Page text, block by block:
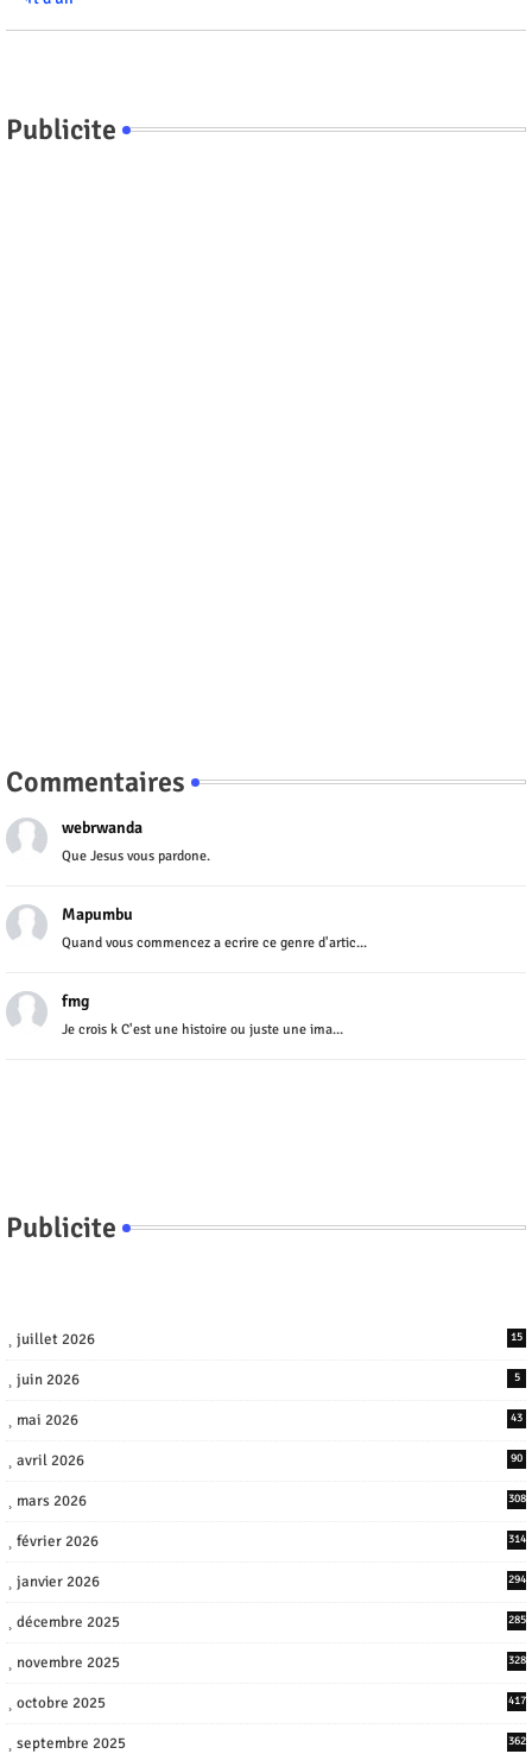
Publicite
Commentaires
webrwanda
Que Jesus vous pardone.
Mapumbu
Quand vous commencez a ecrire ce genre d'artic...
fmg
Je crois k C'est une histoire ou juste une ima...
Publicite
juillet 2026 15
juin 2026 5
mai 2026 43
avril 2026 90
mars 2026 308
février 2026 314
janvier 2026 294
décembre 2025 285
novembre 2025 328
octobre 2025 417
septembre 2025 362